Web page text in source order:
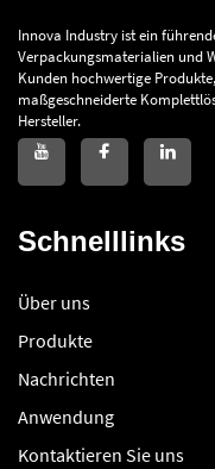
Innova Industry ist ein
Verpackungsmaterialien und
Kunden hochwertige
maßgeschneiderte
Hersteller.
Schnelllinks
Über uns
Produkte
Nachrichten
Anwendung
Kontaktieren Sie uns